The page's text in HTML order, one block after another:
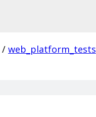
/ web_platform_tests